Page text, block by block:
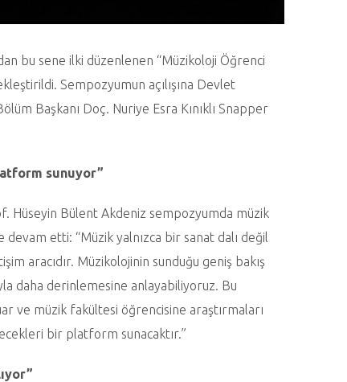
bu sene ilki düzenlenen “Müzikoloji Öğrenci
Sempozyumun açılışına Devlet
Başkanı Doç. Nuriye Esra Kınıklı Snapper
sunuyor”
Hüseyin Bülent Akdeniz sempozyumda müzik
etti: “Müzik yalnızca bir sanat dalı değil
aracıdır. Müzikolojinin sunduğu geniş bakış
daha derinlemesine anlayabiliyoruz. Bu
ve müzik fakültesi öğrencisine araştırmaları
bir platform sunacaktır.”